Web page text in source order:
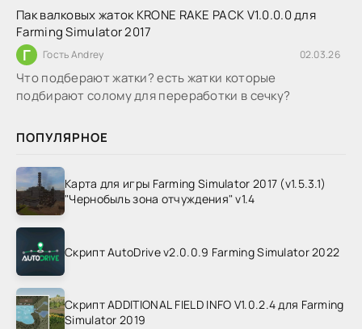
Пак валковых жаток KRONE RAKE PACK V1.0.0.0 для
Farming Simulator 2017
Г Гость Andrey 02.03.26
Что подберают жатки? есть жатки которые
подбирают солому для переработки в сечку?
ПОПУЛЯРНОЕ
Карта для игры Farming Simulator 2017 (v1.5.3.1)
"Чернобыль зона отчуждения" v1.4
Скрипт AutoDrive v2.0.0.9 Farming Simulator 2022
Скрипт ADDITIONAL FIELD INFO V1.0.2.4 для Farming
Simulator 2019